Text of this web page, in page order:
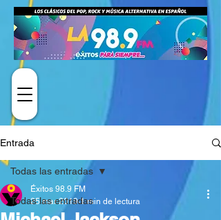
Entrada
Todas las entradas
Todas las entradas
Éxitos 98.9 FM
25 mar 2019 1 min de lectura